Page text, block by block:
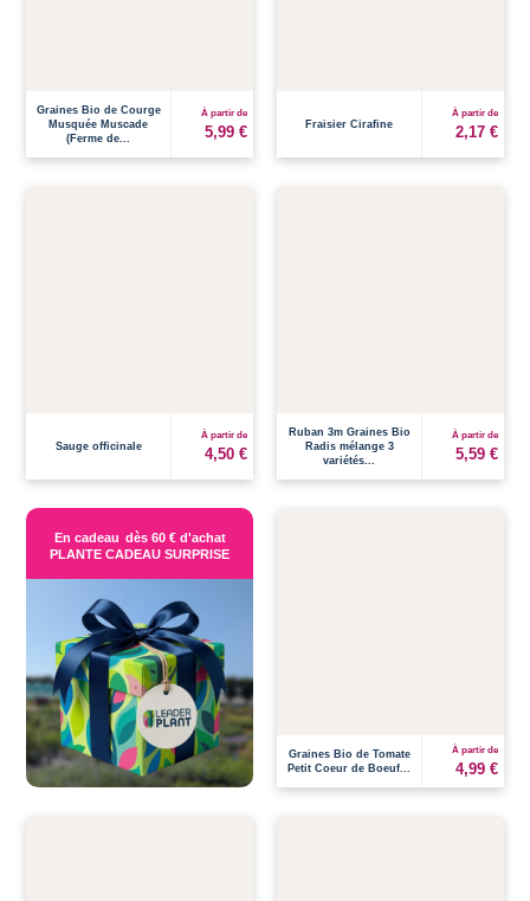
Graines Bio de Courge
Musquée Muscade
(Ferme de...
À partir de
5,99 € Fraisier Cirafine
À partir de
2,17 €
Sauge officinale
À partir de
4,50 €
Ruban 3m Graines Bio
Radis mélange 3
variétés...
À partir de
5,59 €
En cadeau dès 60 € d'achat
PLANTE CADEAU SURPRISE
Graines Bio de Tomate
Petit Coeur de Boeuf...
À partir de
4,99 €